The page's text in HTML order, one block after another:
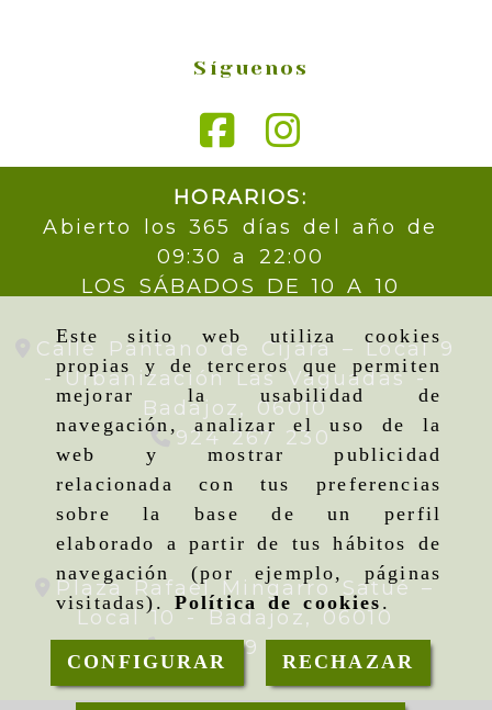
Este sitio web utiliza cookies
propias y de terceros que permiten
mejorar la usabilidad de
navegación, analizar el uso de la
web y mostrar publicidad
relacionada con tus preferencias
sobre la base de un perfil
elaborado a partir de tus hábitos de
navegación (por ejemplo, páginas
visitadas). Política de cookies .
CONFIGURAR RECHAZAR
Síguenos
HORARIOS:
Abierto los 365 días del año de
09:30 a 22:00
LOS SÁBADOS DE 10 A 10
Calle Pantano de Cijara – Local 9
- Urbanización Las Vaguadas -
Badajoz, 06010
924 267 230
Plaza Rafael Mingarro Satué –
Local 10 -
Badajoz, 06010
924 09 19 95